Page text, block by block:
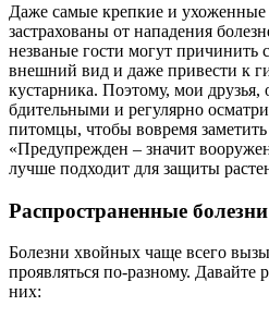
Даже самые крепкие и ухоженные
застрахованы от нападения
незваные гости могут причинить
внешний вид и даже привести к
кустарника. Поэтому, мои друзья,
бдительными и регулярно
питомцы, чтобы вовремя
«Предупрежден – значит
лучше подходит для защиты
Распространенные
Болезни хвойных чаще всего
проявляться по-разному. Давайте
них: